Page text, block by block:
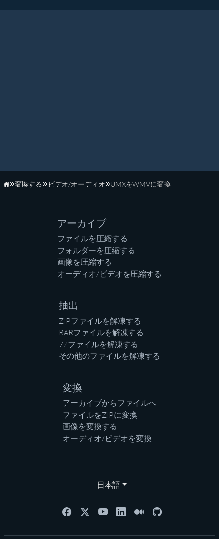
ホーム
変換する ビデオ/オーディオ UMXをWMVに変換
アーカイブ
ファイルを圧縮する
フォルダーを圧縮する
画像を圧縮する
オーディオ/ビデオを圧縮する
抽出
ZIPファイルを解凍する
RARファイルを解凍する
7Zファイルを解凍する
その他のファイルを解凍する
変換
アーカイブからファイルへ
ファイルをZIPに変換
画像を変換する
オーディオ/ビデオを変換
日本語